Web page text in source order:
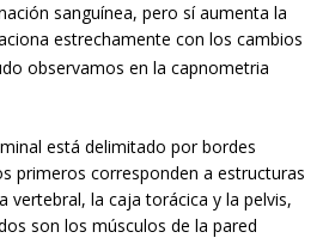
sanguínea, pero sí aumenta la
estrechamente con los cambios
observamos en la capnometria
está delimitado por bordes
primeros corresponden a estructuras
vertebral, la caja torácica y la pelvis,
son los músculos de la pared